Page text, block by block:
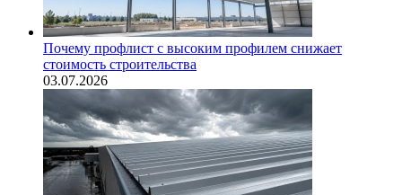
Почему профлист с высоким профилем снижает
стоимость строительства
03.07.2026